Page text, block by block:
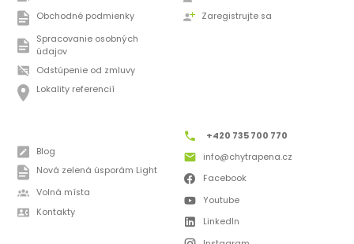
Obchodné podmienky
Spracovanie osobných
údajov
Odstúpenie od zmluvy
Lokality referencií
Zaregistrujte sa
Blog
Nová zelená úsporám Light
Volná místa
Kontakty
+420 735 700 770
info@chytrapena.cz
Facebook
Youtube
LinkedIn